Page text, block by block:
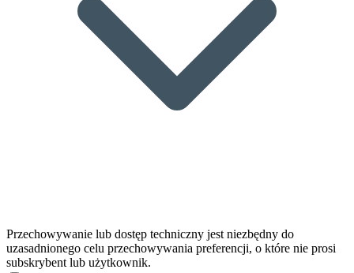
Przechowywanie lub dostęp techniczny jest niezbędny do
uzasadnionego celu przechowywania preferencji, o które nie prosi
subskrybent lub użytkownik.